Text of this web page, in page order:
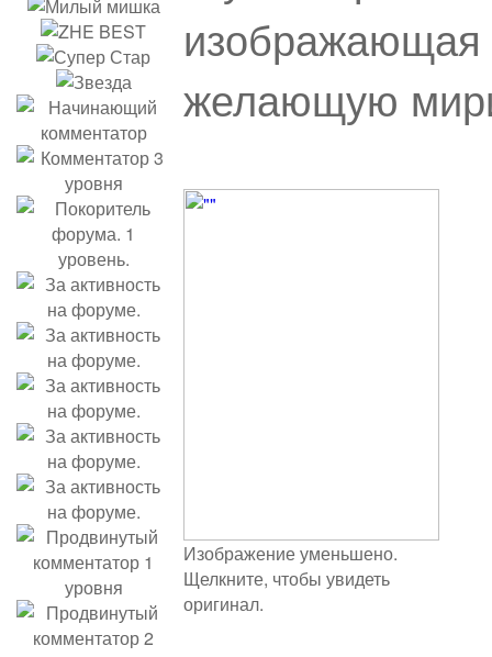
желающую
Изображение уменьшено.
Щелкните, чтобы увидеть
оригинал.